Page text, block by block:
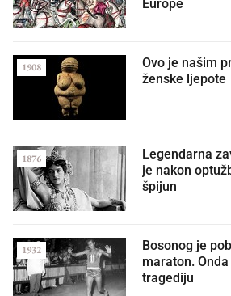
Europe
Ovo je našim
ženske ljepote
1908
Legendarna
je nakon
špijun
1876
Bosonog je
maraton.
tragediju
1932